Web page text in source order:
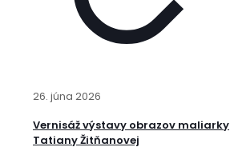
26. júna 2026
Vernisáž výstavy obrazov maliarky
Tatiany Žitňanovej